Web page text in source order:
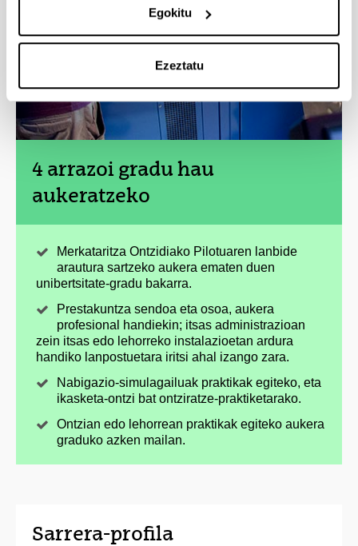
Egokitu
Ezeztatu
4 arrazoi gradu hau
aukeratzeko
Merkataritza Ontzidiako Pilotuaren lanbide
arautura sartzeko aukera ematen duen
unibertsitate-gradu bakarra.
Prestakuntza sendoa eta osoa, aukera
profesional handiekin; itsas administrazioan
zein itsas edo lehorreko instalazioetan ardura
handiko lanpostuetara iritsi ahal izango zara.
Nabigazio-simulagailuak praktikak egiteko, eta
ikasketa-ontzi bat ontziratze-praktiketarako.
Ontzian edo lehorrean praktikak egiteko aukera
graduko azken mailan.
Sarrera-profila